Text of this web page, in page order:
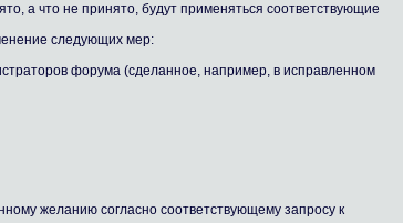
а что не принято, будут применяться соответствующие
следующих мер:
форума (сделанное, например, в исправленном
желанию согласно соответствующему запросу к